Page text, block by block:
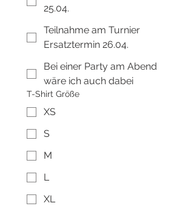
25.04.
Teilnahme am Turnier
Ersatztermin 26.04.
Bei einer Party am Abend
wäre ich auch dabei
T-Shirt Größe
XS
S
M
L
XL